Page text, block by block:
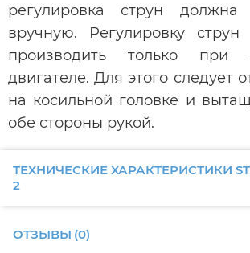
регулировка струн должна
вручную. Регулировку струн
производить только при
двигателе. Для этого следует
на косильной головке и
обе стороны рукой.
ТЕХНИЧЕСКИЕ ХАРАКТЕРИСТИКИ
2
ОТЗЫВЫ (0)